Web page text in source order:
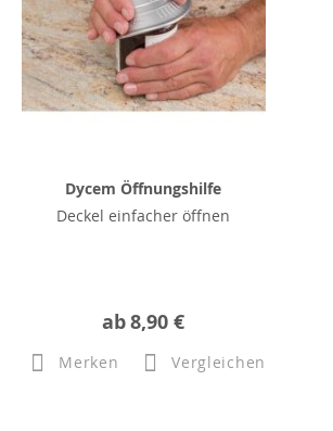
Dycem Öffnungshilfe
Deckel einfacher öffnen
ab8,90 €
Merken Vergleichen